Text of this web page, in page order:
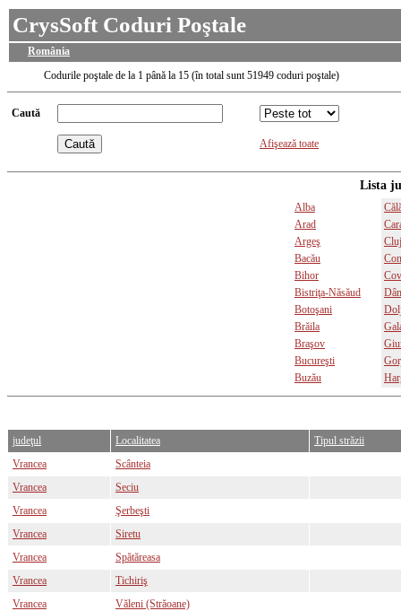
CrysSoft Coduri Poştale
România
Codurile poştale de la 1 până la 15 (în total sunt 51949 coduri poştale)
Caută
Afişează toate
Lista
Alba
Arad
Argeş
Bacău
Bihor
Bistriţa-Năsăud
Botoşani
Brăila
Braşov
Bucureşti
Buzău
Cluj
judeţul Localitatea
Tipul străzii
Vrancea
Scânteia
Vrancea
Seciu
Vrancea
Şerbeşti
Vrancea
Siretu
Vrancea
Spătăreasa
Vrancea
Tichiriş
Vrancea
Văleni (Străoane)